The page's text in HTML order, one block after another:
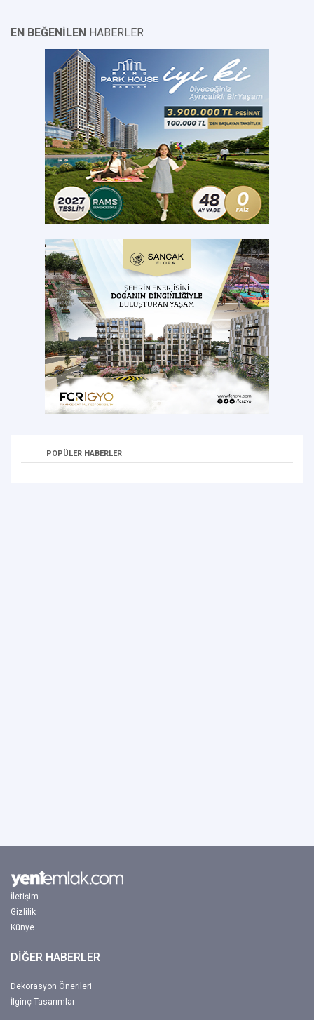
EN BEĞENİLEN HABERLER
POPÜLER HABERLER
İletişim
Gizlilik
Künye
DİĞER HABERLER
Dekorasyon Önerileri
İlginç Tasarımlar